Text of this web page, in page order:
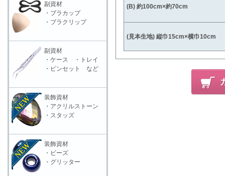
(B) 約100cm×約70cm
(見本生地) 縦巾15cm×横巾10cm
副資材
・ブラカップ
・ブラクリップ
副資材
・ケース ・トレイ
・ピンセット など
装飾資材
・アクリルストーン
・スタッズ
装飾資材
・ビーズ
・グリッター